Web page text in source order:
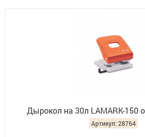
Дырокол на 30л LAMARK-150
Артикул: 28764